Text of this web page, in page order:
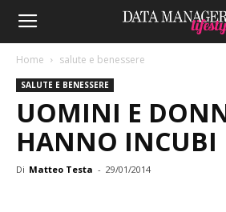
Home salute e benessere
SALUTE E BENESSERE
UOMINI E
HANNO INCUBI
Di Matteo Testa - 29/01/2014